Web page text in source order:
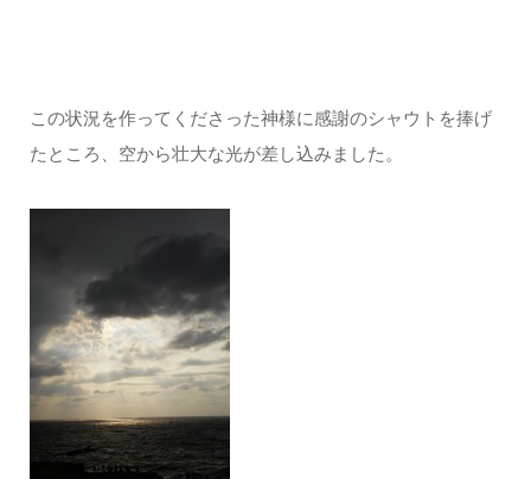
この状況を作ってくださった神様に感謝のシャウトを捧げ
たところ、空から壮大な光が差し込みました。